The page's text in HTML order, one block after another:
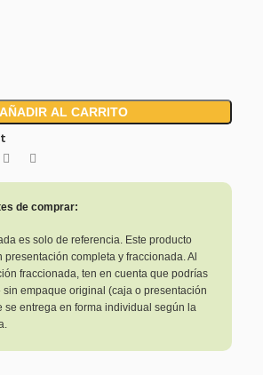
AÑADIR AL CARRITO
de comprar:
es solo de referencia. Este producto
presentación completa y fraccionada. Al
fraccionada, ten en cuenta que podrías
empaque original (caja o presentación
se entrega en forma individual según la